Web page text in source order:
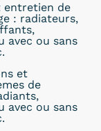
entretien de
: radiateurs,
avec ou sans
et
de
avec ou sans